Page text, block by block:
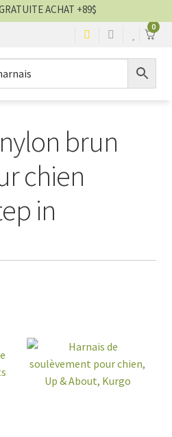
0
ACHAT +89$
brun
chien
in